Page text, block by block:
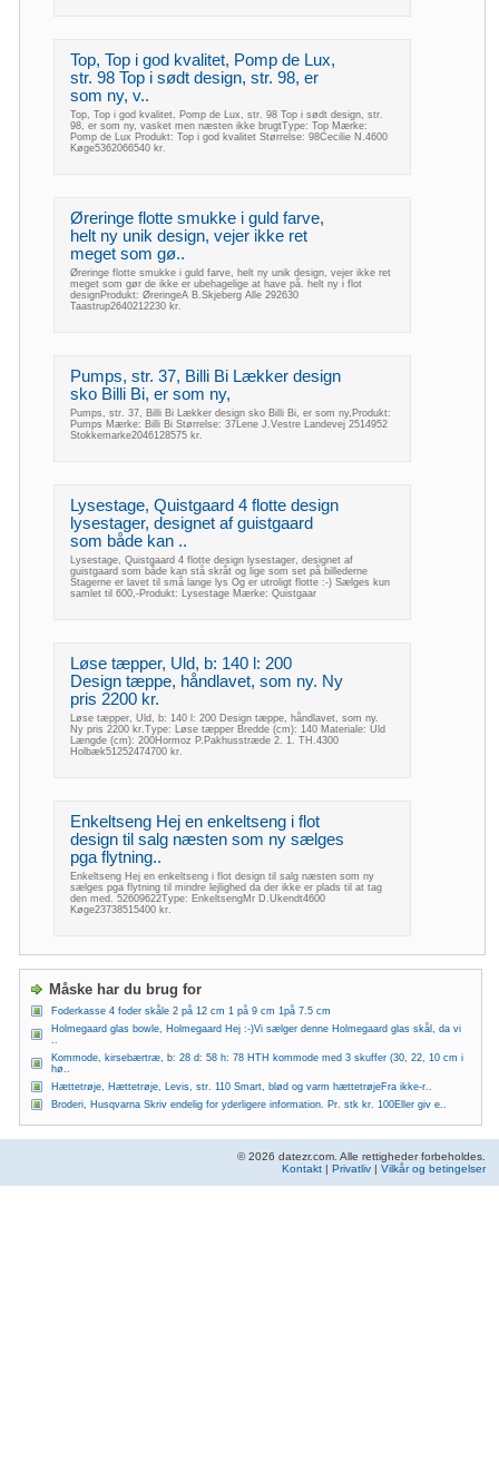
Top, Top i god kvalitet, Pomp de Lux,
str. 98 Top i sødt design, str. 98, er
som ny, v..
Top, Top i god kvalitet, Pomp de Lux, str. 98 Top i sødt design, str.
98, er som ny, vasket men næsten ikke brugtType: Top Mærke:
Pomp de Lux Produkt: Top i god kvalitet Størrelse: 98Cecilie N.4600
Køge5362066540 kr.
Øreringe flotte smukke i guld farve,
helt ny unik design, vejer ikke ret
meget som gø..
Øreringe flotte smukke i guld farve, helt ny unik design, vejer ikke ret
meget som gør de ikke er ubehagelige at have på. helt ny i flot
designProdukt: ØreringeA B.Skjeberg Alle 292630
Taastrup2640212230 kr.
Pumps, str. 37, Billi Bi Lækker design
sko Billi Bi, er som ny,
Pumps, str. 37, Billi Bi Lækker design sko Billi Bi, er som ny,Produkt:
Pumps Mærke: Billi Bi Størrelse: 37Lene J.Vestre Landevej 2514952
Stokkemarke2046128575 kr.
Lysestage, Quistgaard 4 flotte design
lysestager, designet af guistgaard
som både kan ..
Lysestage, Quistgaard 4 flotte design lysestager, designet af
guistgaard som både kan stå skråt og lige som set på billederne
Stagerne er lavet til små lange lys Og er utroligt flotte :-) Sælges kun
samlet til 600,-Produkt: Lysestage Mærke: Quistgaar
Løse tæpper, Uld, b: 140 l: 200
Design tæppe, håndlavet, som ny. Ny
pris 2200 kr.
Løse tæpper, Uld, b: 140 l: 200 Design tæppe, håndlavet, som ny.
Ny pris 2200 kr.Type: Løse tæpper Bredde (cm): 140 Materiale: Uld
Længde (cm): 200Hormoz P.Pakhusstræde 2. 1. TH.4300
Holbæk51252474700 kr.
Enkeltseng Hej en enkeltseng i flot
design til salg næsten som ny sælges
pga flytning..
Enkeltseng Hej en enkeltseng i flot design til salg næsten som ny
sælges pga flytning til mindre lejlighed da der ikke er plads til at tag
den med. 52609622Type: EnkeltsengMr D.Ukendt4600
Køge23738515400 kr.
Måske har du brug for
Foderkasse 4 foder skåle 2 på 12 cm 1 på 9 cm 1på 7.5 cm
Holmegaard glas bowle, Holmegaard Hej :-)Vi sælger denne Holmegaard glas skål, da vi
Kommode, kirsebærtræ, b: 28 d: 58 h: 78 HTH kommode med 3 skuffer (30, 22, 10 cm i
hø..
Hættetrøje, Hættetrøje, Levis, str. 110 Smart, blød og varm hættetrøjeFra ikke-r..
Broderi, Husqvarna Skriv endelig for yderligere information. Pr. stk kr. 100Eller giv e..
© 2026 datezr.com. Alle rettigheder forbeholdes.
Kontakt | Privatliv | Vilkår og betingelser